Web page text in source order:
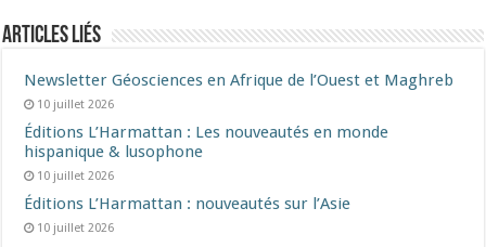
Articles liés
Newsletter Géosciences en Afrique de l’Ouest et Maghreb
10 juillet 2026
Éditions L’Harmattan : Les nouveautés en monde
hispanique & lusophone
10 juillet 2026
Éditions L’Harmattan : nouveautés sur l’Asie
10 juillet 2026